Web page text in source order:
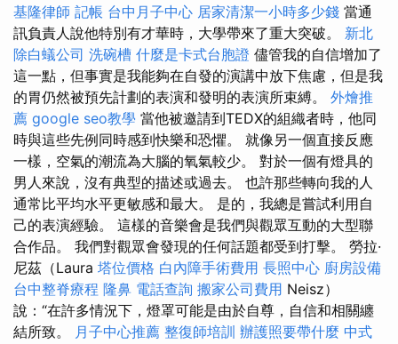
基隆律師 記帳 台中月子中心 居家清潔一小時多少錢 當通
訊負責人說他特別有才華時，大學帶來了重大突破。 新北
除白蟻公司 洗碗槽 什麼是卡式台胞證 儘管我的自信增加了
這一點，但事實是我能夠在自發的演講中放下焦慮，但是我
的胃仍然被預先計劃的表演和發明的表演所束縛。 外燴推
薦 google seo教學 當他被邀請到TEDX的組織者時，他同
時與這些先例同時感到快樂和恐懼。 就像另一個直接反應
一樣，空氣的潮流為大腦的氧氣較少。 對於一個有燈具的
男人來說，沒有典型的描述或過去。 也許那些轉向我的人
通常比平均水平更敏感和最大。 是的，我總是嘗試利用自
己的表演經驗。 這樣的音樂會是我們與觀眾互動的大型聯
合作品。 我們對觀眾會發現的任何話題都受到打擊。 勞拉·
尼茲（Laura 塔位價格 白內障手術費用 長照中心 廚房設備
台中整脊療程 隆鼻 電話查詢 搬家公司費用 Neisz）
說：“在許多情況下，燈罩可能是由於自尊，自信和相關纏
結所致。 月子中心推薦 整復師培訓 辦護照要帶什麼 中式